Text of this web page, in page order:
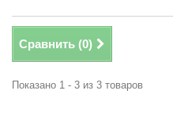
Сравнить (0)
Показано 1 - 3 из 3 товаров